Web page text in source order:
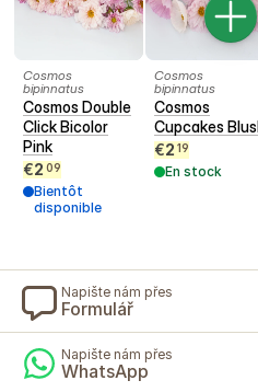
Cosmos
bipinnatus
Cosmos Double
Click Bicolor
Pink
€2 09
Bientôt
disponible
Cosmos
bipinnatus
Cosmos
Cupcakes
€2 19
En stock
Napište nám přes
Formulář
Napište nám přes
WhatsApp